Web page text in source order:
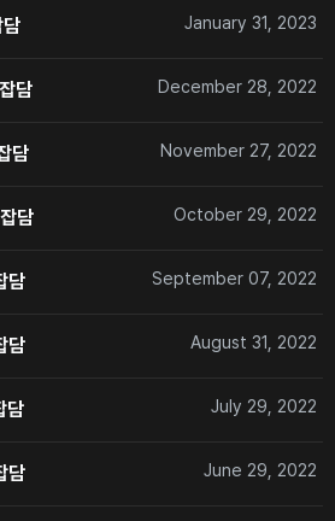
January 31, 2023
December 28, 2022
담
November 27, 2022
담
October 29, 2022
담
September 07, 2022
담
August 31, 2022
담
July 29, 2022
담
June 29, 2022
담